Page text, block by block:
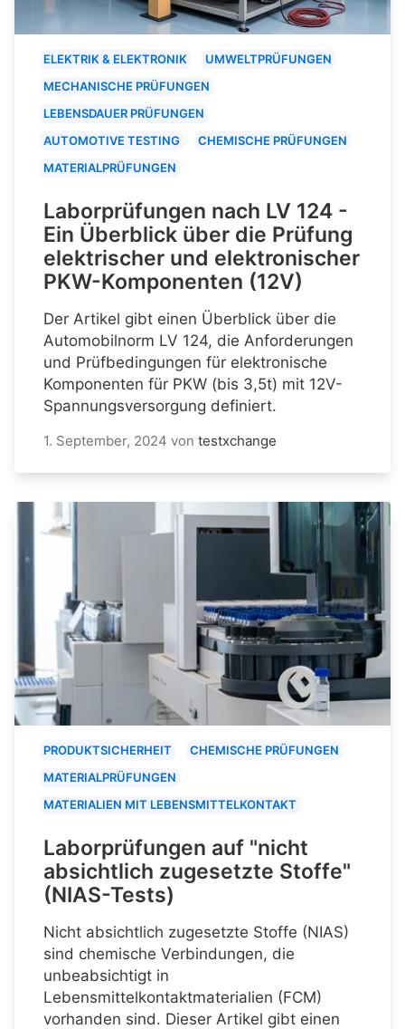
ELEKTRIK & ELEKTRONIK
UMWELTPRÜFUNGEN
MECHANISCHE PRÜFUNGEN
LEBENSDAUER PRÜFUNGEN
AUTOMOTIVE TESTING
CHEMISCHE PRÜFUNGEN
MATERIALPRÜFUNGEN
Laborprüfungen nach LV 124 -
Ein Überblick über die Prüfung
elektrischer und elektronischer
PKW-Komponenten (12V)
Der Artikel gibt einen Überblick über die
Automobilnorm LV 124, die Anforderungen
und Prüfbedingungen für elektronische
Komponenten für PKW (bis 3,5t) mit 12V-
Spannungsversorgung definiert.
1. September, 2024 von testxchange
PRODUKTSICHERHEIT
CHEMISCHE PRÜFUNGEN
MATERIALPRÜFUNGEN
MATERIALIEN MIT LEBENSMITTELKONTAKT
Laborprüfungen auf "nicht
absichtlich zugesetzte Stoffe"
(NIAS-Tests)
Nicht absichtlich zugesetzte Stoffe (NIAS)
sind chemische Verbindungen, die
unbeabsichtigt in
Lebensmittelkontaktmaterialien (FCM)
vorhanden sind. Dieser Artikel gibt einen